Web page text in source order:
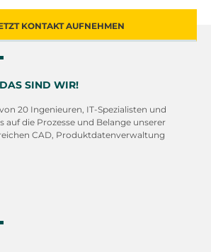
KONTAKT AUFNEHMEN
SIND WIR!
20 Ingenieuren, IT-Spezialisten und
auf die Prozesse und Belange unserer
CAD, Produktdatenverwaltung